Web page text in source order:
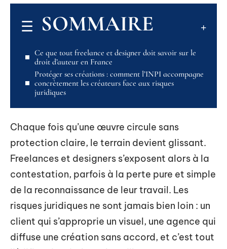
SOMMAIRE
Ce que tout freelance et designer doit savoir sur le
droit d’auteur en France
Protéger ses créations : comment l’INPI accompagne
concrètement les créateurs face aux risques
juridiques
Chaque fois qu’une œuvre circule sans
protection claire, le terrain devient glissant.
Freelances et designers s’exposent alors à la
contestation, parfois à la perte pure et simple
de la reconnaissance de leur travail. Les
risques juridiques ne sont jamais bien loin : un
client qui s’approprie un visuel, une agence qui
diffuse une création sans accord, et c’est tout